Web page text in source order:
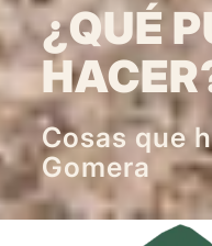
¿QUÉ
Cosas que
Gomera